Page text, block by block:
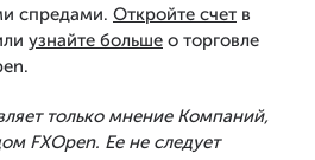
спредами. Откройте счет в
узнайте больше о торговле
только мнение Компаний,
FXOpen. Ее не следует